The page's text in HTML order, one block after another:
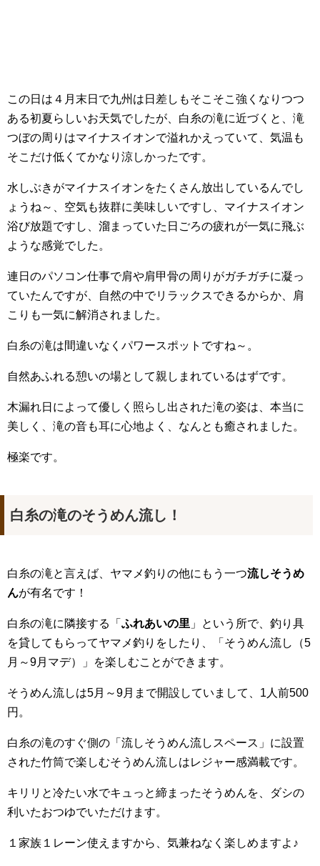
この日は４月末日で九州は日差しもそこそこ強くなりつつ
ある初夏らしいお天気でしたが、白糸の滝に近づくと、滝
つぼの周りはマイナスイオンで溢れかえっていて、気温も
そこだけ低くてかなり涼しかったです。
水しぶきがマイナスイオンをたくさん放出しているんでし
ょうね～、空気も抜群に美味しいですし、マイナスイオン
浴び放題ですし、溜まっていた日ごろの疲れが一気に飛ぶ
ような感覚でした。
連日のパソコン仕事で肩や肩甲骨の周りがガチガチに凝っ
ていたんですが、自然の中でリラックスできるからか、肩
こりも一気に解消されました。
白糸の滝は間違いなくパワースポットですね～。
自然あふれる憩いの場として親しまれているはずです。
木漏れ日によって優しく照らし出された滝の姿は、本当に
美しく、滝の音も耳に心地よく、なんとも癒されました。
極楽です。
白糸の滝のそうめん流し！
白糸の滝と言えば、ヤマメ釣りの他にもう一つ流しそうめ
んが有名です！
白糸の滝に隣接する「 ふれあいの里 」という所で、釣り具
を貸してもらってヤマメ釣りをしたり、「そうめん流し（5
月～9月マデ）」を楽しむことができます。
そうめん流しは5月～9月まで開設していまして、1人前500
円。
白糸の滝のすぐ側の「流しそうめん流しスペース」に設置
された竹筒で楽しむそうめん流しはレジャー感満載です。
キリリと冷たい水でキュっと締まったそうめんを、ダシの
利いたおつゆでいただけます。
１家族１レーン使えますから、気兼ねなく楽しめますよ♪